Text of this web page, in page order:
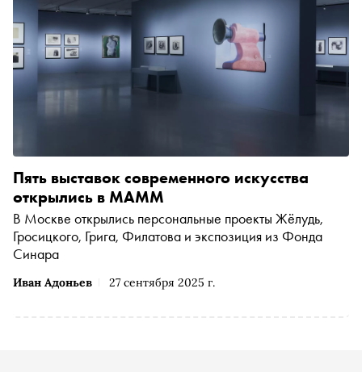
Иван Адоньев 27 сентября 2025 г.
Пять выставок современного искусства
открылись в МАММ
В Москве открылись персональные проекты Жёлудь,
Гросицкого, Грига, Филатова и экспозиция из Фонда
Синара